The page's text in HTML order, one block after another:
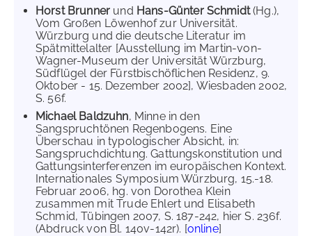
Horst Brunner und Hans-Günter Schmidt(Hg.),
Vom Großen Löwenhof zur Universität.
Würzburg und die deutsche Literatur im
Spätmittelalter [Ausstellung im Martin-von-
Wagner-Museum der Universität Würzburg,
Südflügel der Fürstbischöflichen Residenz, 9.
Oktober - 15. Dezember 2002], Wiesbaden 2002,
S. 56f.
Michael Baldzuhn, Minne in den
Sangspruchtönen Regenbogens. Eine
Überschau in typologischer Absicht, in:
Sangspruchdichtung. Gattungskonstitution und
Gattungsinterferenzen im europäischen Kontext.
Internationales Symposium Würzburg, 15.-18.
Februar 2006, hg. von Dorothea Klein
zusammen mit Trude Ehlert und Elisabeth
Schmid, Tübingen 2007, S. 187-242, hier S. 236f.
(Abdruck von Bl. 140v-142r). [online]